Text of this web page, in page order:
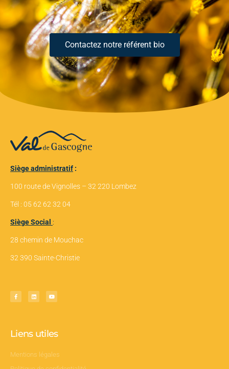
Contactez notre référent bio
Siège administratif :
100 route de Vignolles – 32 220 Lombez
Tél : 05 62 62 32 04
Siège Social :
28 chemin de Mouchac
32 390 Sainte-Christie
Liens utiles
Mentions légales